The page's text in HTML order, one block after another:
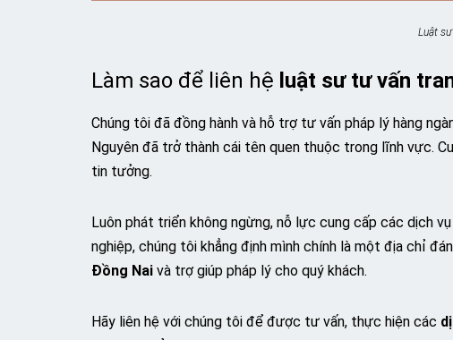
Luật
Làm sao để liên hệ luật sư tư vấn
Chúng tôi đã đồng hành và hỗ trợ tư vấn pháp lý hàng
Nguyên đã trở thành cái tên quen thuộc trong lĩnh vực.
tin tưởng.
Luôn phát triển không ngừng, nỗ lực cung cấp các dịch
nghiệp, chúng tôi khẳng định mình chính là một địa chỉ
Đồng Nai và trợ giúp pháp lý cho quý khách.
Hãy liên hệ với chúng tôi để được tư vấn, thực hiện các